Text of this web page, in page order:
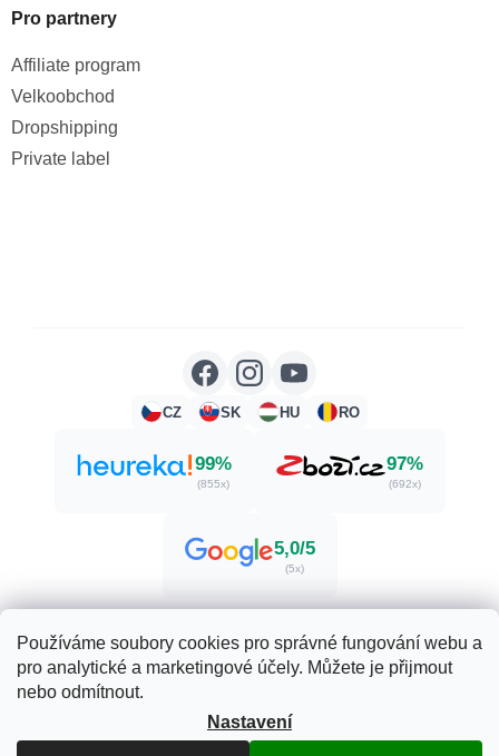
Používáme soubory cookies pro správné fungování webu a
pro analytické a marketingové účely. Můžete je přijmout
nebo odmítnout.
Nastavení
Pro partnery
Affiliate program
Velkoobchod
Dropshipping
Private label
CZ SK HU RO
99%
(855x)
97%
(692x)
5,0/5
(5x)
Vytvořil Shoptet
Copyright 2026Zdraví. Krása. Příroda.. Všechna práva